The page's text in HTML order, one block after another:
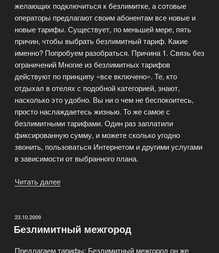
желающих подключиться к безлимитке, а сотовые
операторы предлагают своим абонентам все новые и
новые тарифы. Существует, по меньшей мере, пять
причин, чтобы выбрать безлимитный тариф. Какие
именно? Попробуем разобраться. Причина 1. Связь без
ограничений Многие из безлимитных тарифов
действуют по принципу «все включено». Те, кто
отдыхал в отелях с подобной категорией, знают,
насколько это удобно. Вы ни о чем не беспокоитесь,
просто наслаждаетесь жизнью. То же самое с
безлимитными тарифами. Один раз заплатили
фиксированную сумму, и можете сколько угодно
звонить, пользоваться Интернетом и другими услугами
в зависимости от выбранного плана.
Читать далее
тариф»
ОПУБЛИКОВАНО
23.10.2009
Безлимитный межгород
Предлагаем тарифы: Безлимитный межгород он же